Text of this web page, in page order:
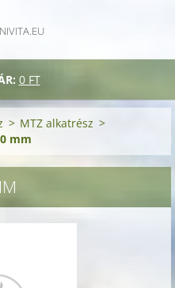
0 FT
> MTZ alkatrész >
mm